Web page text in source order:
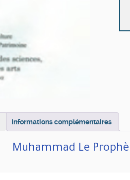
Informations complémentaires
Muhammad Le